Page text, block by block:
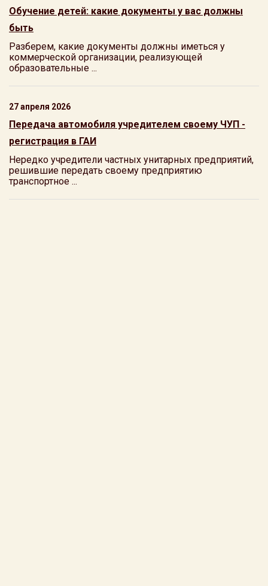
Обучение детей: какие документы у вас должны
быть
Разберем, какие документы должны иметься у
коммерческой организации, реализующей
образовательные ...
27 апреля 2026
Передача автомобиля учредителем своему ЧУП -
регистрация в ГАИ
Нередко учредители частных унитарных предприятий,
решившие передать своему предприятию
транспортное ...